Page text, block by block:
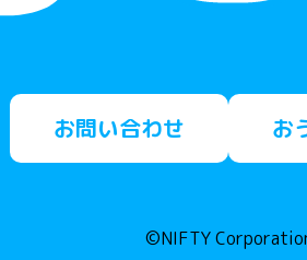
お問い合わせ お
©NIFTY